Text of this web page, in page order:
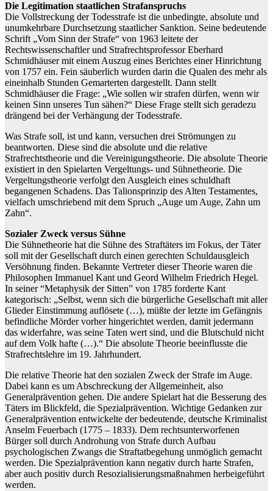
Die Legitimation staatlichen Strafanspruchs
Die Vollstreckung der Todesstrafe ist die unbedingte, absolute und
unumkehrbare Durchsetzung staatlicher Sanktion. Seine bedeutende
Schrift „Vom Sinn der Strafe“ von 1963 leitete der
Rechtswissenschaftler und Strafrechtsprofessor Eberhard
Schmidhäuser mit einem Auszug eines Berichtes einer Hinrichtung
von 1757 ein. Fein säuberlich wurden darin die Qualen des mehr als
eineinhalb Stunden Gemarterten dargestellt. Dann stellt
Schmidhäuser die Frage: „Wie sollen wir strafen dürfen, wenn wir
keinen Sinn unseres Tun sähen?“ Diese Frage stellt sich geradezu
drängend bei der Verhängung der Todesstrafe.
Was Strafe soll, ist und kann, versuchen drei Strömungen zu
beantworten. Diese sind die absolute und die relative
Strafrechtstheorie und die Vereinigungstheorie. Die absolute Theorie
existiert in den Spielarten Vergeltungs- und Sühnetheorie. Die
Vergeltungstheorie verfolgt den Ausgleich eines schuldhaft
begangenen Schadens. Das Talionsprinzip des Alten Testamentes,
vielfach umschriebend mit dem Spruch „Auge um Auge, Zahn um
Zahn“.
Sozialer Zweck versus Sühne
Die Sühnetheorie hat die Sühne des Straftäters im Fokus, der Täter
soll mit der Gesellschaft durch einen gerechten Schuldausgleich
Versöhnung finden. Bekannte Vertreter dieser Theorie waren die
Philosophen Immanuel Kant und Geord Wilhelm Friedrich Hegel.
In seiner “Metaphysik der Sitten” von 1785 forderte Kant
kategorisch: „Selbst, wenn sich die bürgerliche Gesellschaft mit aller
Glieder Einstimmung auflösete (…), müßte der letzte im Gefängnis
befindliche Mörder vorher hingerichtet werden, damit jedermann
das widerfahre, was seine Taten wert sind, und die Blutschuld nicht
auf dem Volk hafte (…).“ Die absolute Theorie beeinflusste die
Strafrechtslehre im 19. Jahrhundert.
Die relative Theorie hat den sozialen Zweck der Strafe im Auge.
Dabei kann es um Abschreckung der Allgemeinheit, also
Generalprävention gehen. Die andere Spielart hat die Besserung des
Täters im Blickfeld, die Spezialprävention. Wichtige Gedanken zur
Generalprävention entwickelte der bedeutende, deutsche Kriminalist
Anselm Feuerbach (1775 – 1833). Dem rechtsunterworfenen
Bürger soll durch Androhung von Strafe durch Aufbau
psychologischen Zwangs die Straftatbegehung unmöglich gemacht
werden. Die Spezialprävention kann negativ durch harte Strafen,
aber auch positiv durch Resozialisierungsmaßnahmen herbeigeführt
werden.